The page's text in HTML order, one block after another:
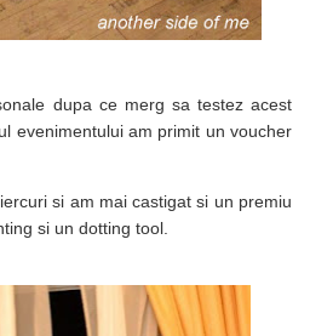
dupa ce merg sa testez acest
evenimentului am primit un voucher
si am mai castigat si un premiu
si un dotting tool.